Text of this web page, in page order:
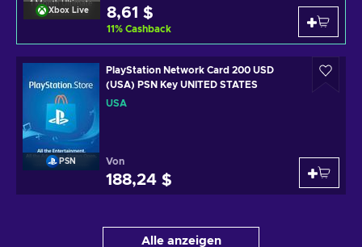
Xbox Live 8,61 $
11% Cashback
PSN
PlayStation Network Card 200 USD
(USA) PSN Key UNITED STATES
USA
Von
188,24 $
Alle anzeigen